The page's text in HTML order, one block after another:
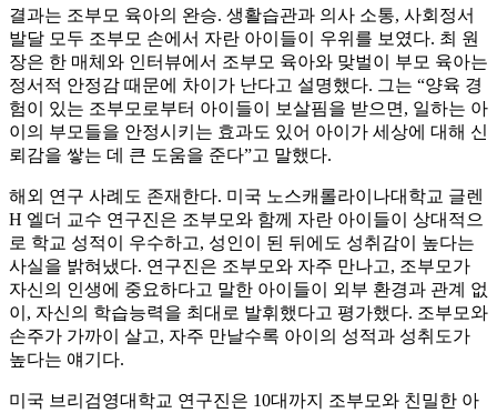
결과는 조부모 육아의 완승. 생활습관과 의사 소통, 사회정서
발달 모두 조부모 손에서 자란 아이들이 우위를 보였다. 최 원
장은 한 매체와 인터뷰에서 조부모 육아와 맞벌이 부모 육아는
정서적 안정감 때문에 차이가 난다고 설명했다. 그는 “양육 경
험이 있는 조부모로부터 아이들이 보살핌을 받으면, 일하는 아
이의 부모들을 안정시키는 효과도 있어 아이가 세상에 대해 신
뢰감을 쌓는 데 큰 도움을 준다”고 말했다.
해외 연구 사례도 존재한다. 미국 노스캐롤라이나대학교 글렌
H 엘더 교수 연구진은 조부모와 함께 자란 아이들이 상대적으
로 학교 성적이 우수하고, 성인이 된 뒤에도 성취감이 높다는
사실을 밝혀냈다. 연구진은 조부모와 자주 만나고, 조부모가
자신의 인생에 중요하다고 말한 아이들이 외부 환경과 관계 없
이, 자신의 학습능력을 최대로 발휘했다고 평가했다. 조부모와
손주가 가까이 살고, 자주 만날수록 아이의 성적과 성취도가
높다는 얘기다.
미국 브리검영대학교 연구진은 10대까지 조부모와 친밀한 아